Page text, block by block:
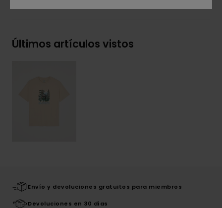
Últimos artículos vistos
Envío y devoluciones gratuitos para miembros
Devoluciones en 30 días